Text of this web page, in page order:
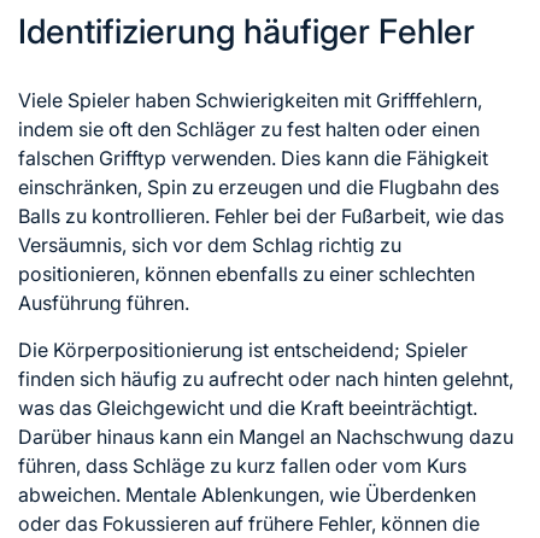
Identifizierung häufiger Fehler
Viele Spieler haben Schwierigkeiten mit Grifffehlern,
indem sie oft den Schläger zu fest halten oder einen
falschen Grifftyp verwenden. Dies kann die Fähigkeit
einschränken, Spin zu erzeugen und die Flugbahn des
Balls zu kontrollieren. Fehler bei der Fußarbeit, wie das
Versäumnis, sich vor dem Schlag richtig zu
positionieren, können ebenfalls zu einer schlechten
Ausführung führen.
Die Körperpositionierung ist entscheidend; Spieler
finden sich häufig zu aufrecht oder nach hinten gelehnt,
was das Gleichgewicht und die Kraft beeinträchtigt.
Darüber hinaus kann ein Mangel an Nachschwung dazu
führen, dass Schläge zu kurz fallen oder vom Kurs
abweichen. Mentale Ablenkungen, wie Überdenken
oder das Fokussieren auf frühere Fehler, können die